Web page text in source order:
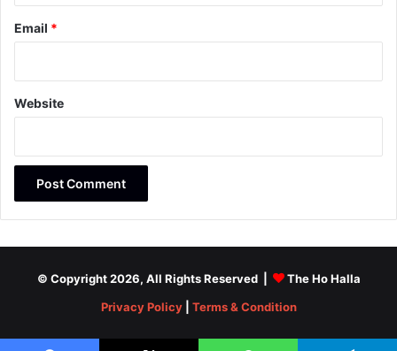
Email *
Website
© Copyright 2026, All Rights Reserved |
The Ho Halla
Privacy Policy| Terms & Condition